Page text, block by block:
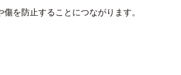
を防止することにつながります。